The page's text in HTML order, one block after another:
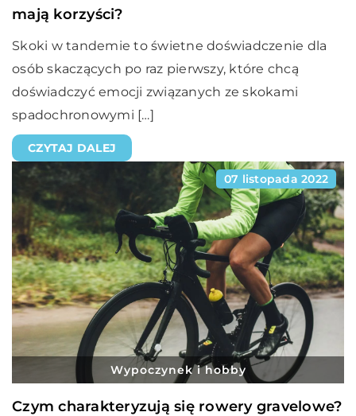
mają korzyści?
Skoki w tandemie to świetne doświadczenie dla
osób skaczących po raz pierwszy, które chcą
doświadczyć emocji związanych ze skokami
spadochronowymi […]
CZYTAJ DALEJ
07 listopada 2022
Wypoczynek i hobby
Czym charakteryzują się rowery gravelowe?